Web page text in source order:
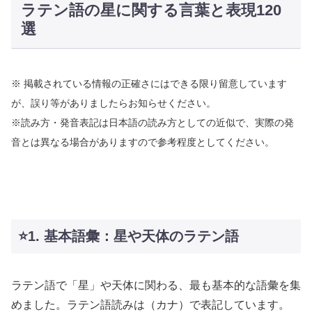
ラテン語の星に関する言葉と表現120
選
※ 掲載されている情報の正確さにはできる限り留意しています
が、誤り等がありましたらお知らせください。
※読み方・発音表記は日本語の読み方としての近似で、実際の発
音とは異なる場合がありますので参考程度としてください。
⭐️1. 基本語彙：星や天体のラテン語
ラテン語で「星」や天体に関わる、最も基本的な語彙を集
めました。ラテン語読みは（カナ）で表記しています。